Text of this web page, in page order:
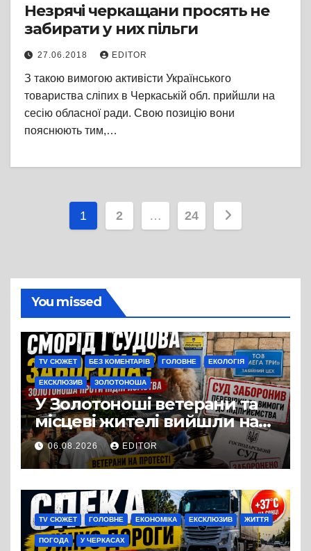
Незрячі черкащани просять не
забирати у них пільги
27.06.2018 EDITOR
З такою вимогою активісти Українського
товариства сліпих в Черкаській обл. прийшли на
сесію обласної ради. Свою позицію вони
пояснюють тим,…
Пагінація
1 2 … 24
You missed
TV СЮЖЕТ БЕЗ КОМЕНТАРІВ ГОЛОВНЕ ЕКОЛОГІЯ
ЕКСКЛЮЗИВ ЗОЛОТОНОША
У Золотоноші ветерани та
місцеві жителі вийшли на
протест до стін
підприємства ТОВ «Омега
Три», що займається
виробництвом м’яса птиці
06.08.2026 EDITOR
TV СЮЖЕТ ГОЛОВНЕ ЕКОНОМІКА ЕКСКЛЮЗИВ ЖИТТЯ
ПОГОДА У ЧЕРКАСАХ